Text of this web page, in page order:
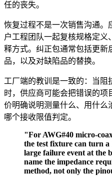
任的丧失。
恢复过程不是一次销售沟通。
户工程团队一起复核规格定
释方式。纠正包通常包括更新
品，以及对缺陷品的替换。
工厂端的教训是一致的：当阻
时，供应商可能会把错误的
价明确说明测量什么、用什么
哪个接收限值判定。
"For AWG#40 micro-
the test fixture can turn a
large failure event at the
name the impedance
method, not only the